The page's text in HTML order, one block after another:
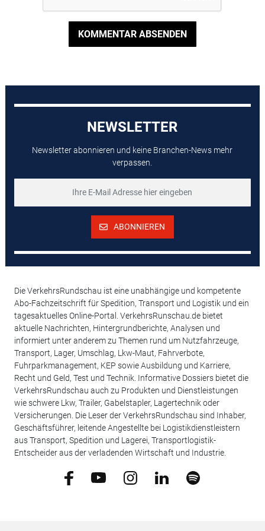
KOMMENTAR ABSENDEN
NEWSLETTER
Newsletter abonnieren und keine Branchen-News mehr
verpassen.
ABONNIEREN
Die VerkehrsRundschau ist eine unabhängige und kompetente
Abo-Fachzeitschrift für Spedition, Transport und Logistik und ein
tagesaktuelles Online-Portal. VerkehrsRunschau.de bietet
aktuelle Nachrichten, Hintergrundberichte, Analysen und
informiert unter anderem zu Themen rund um Nutzfahrzeuge,
Transport, Lager, Umschlag, Lkw-Maut, Fahrverbote,
Fuhrparkmanagement, KEP sowie Ausbildung und Karriere,
Recht und Geld, Test und Technik. Informative Dossiers bietet die
VerkehrsRundschau auch zu Produkten und Dienstleistungen
wie schwere Lkw, Trailer, Gabelstapler, Lagertechnik oder
Versicherungen. Die Leser der VerkehrsRundschau sind Inhaber,
Geschäftsführer, leitende Angestellte bei Logistikdienstleistern
aus Transport, Spedition und Lagerei, Transportlogistik-
Entscheider aus der verladenden Wirtschaft und Industrie.